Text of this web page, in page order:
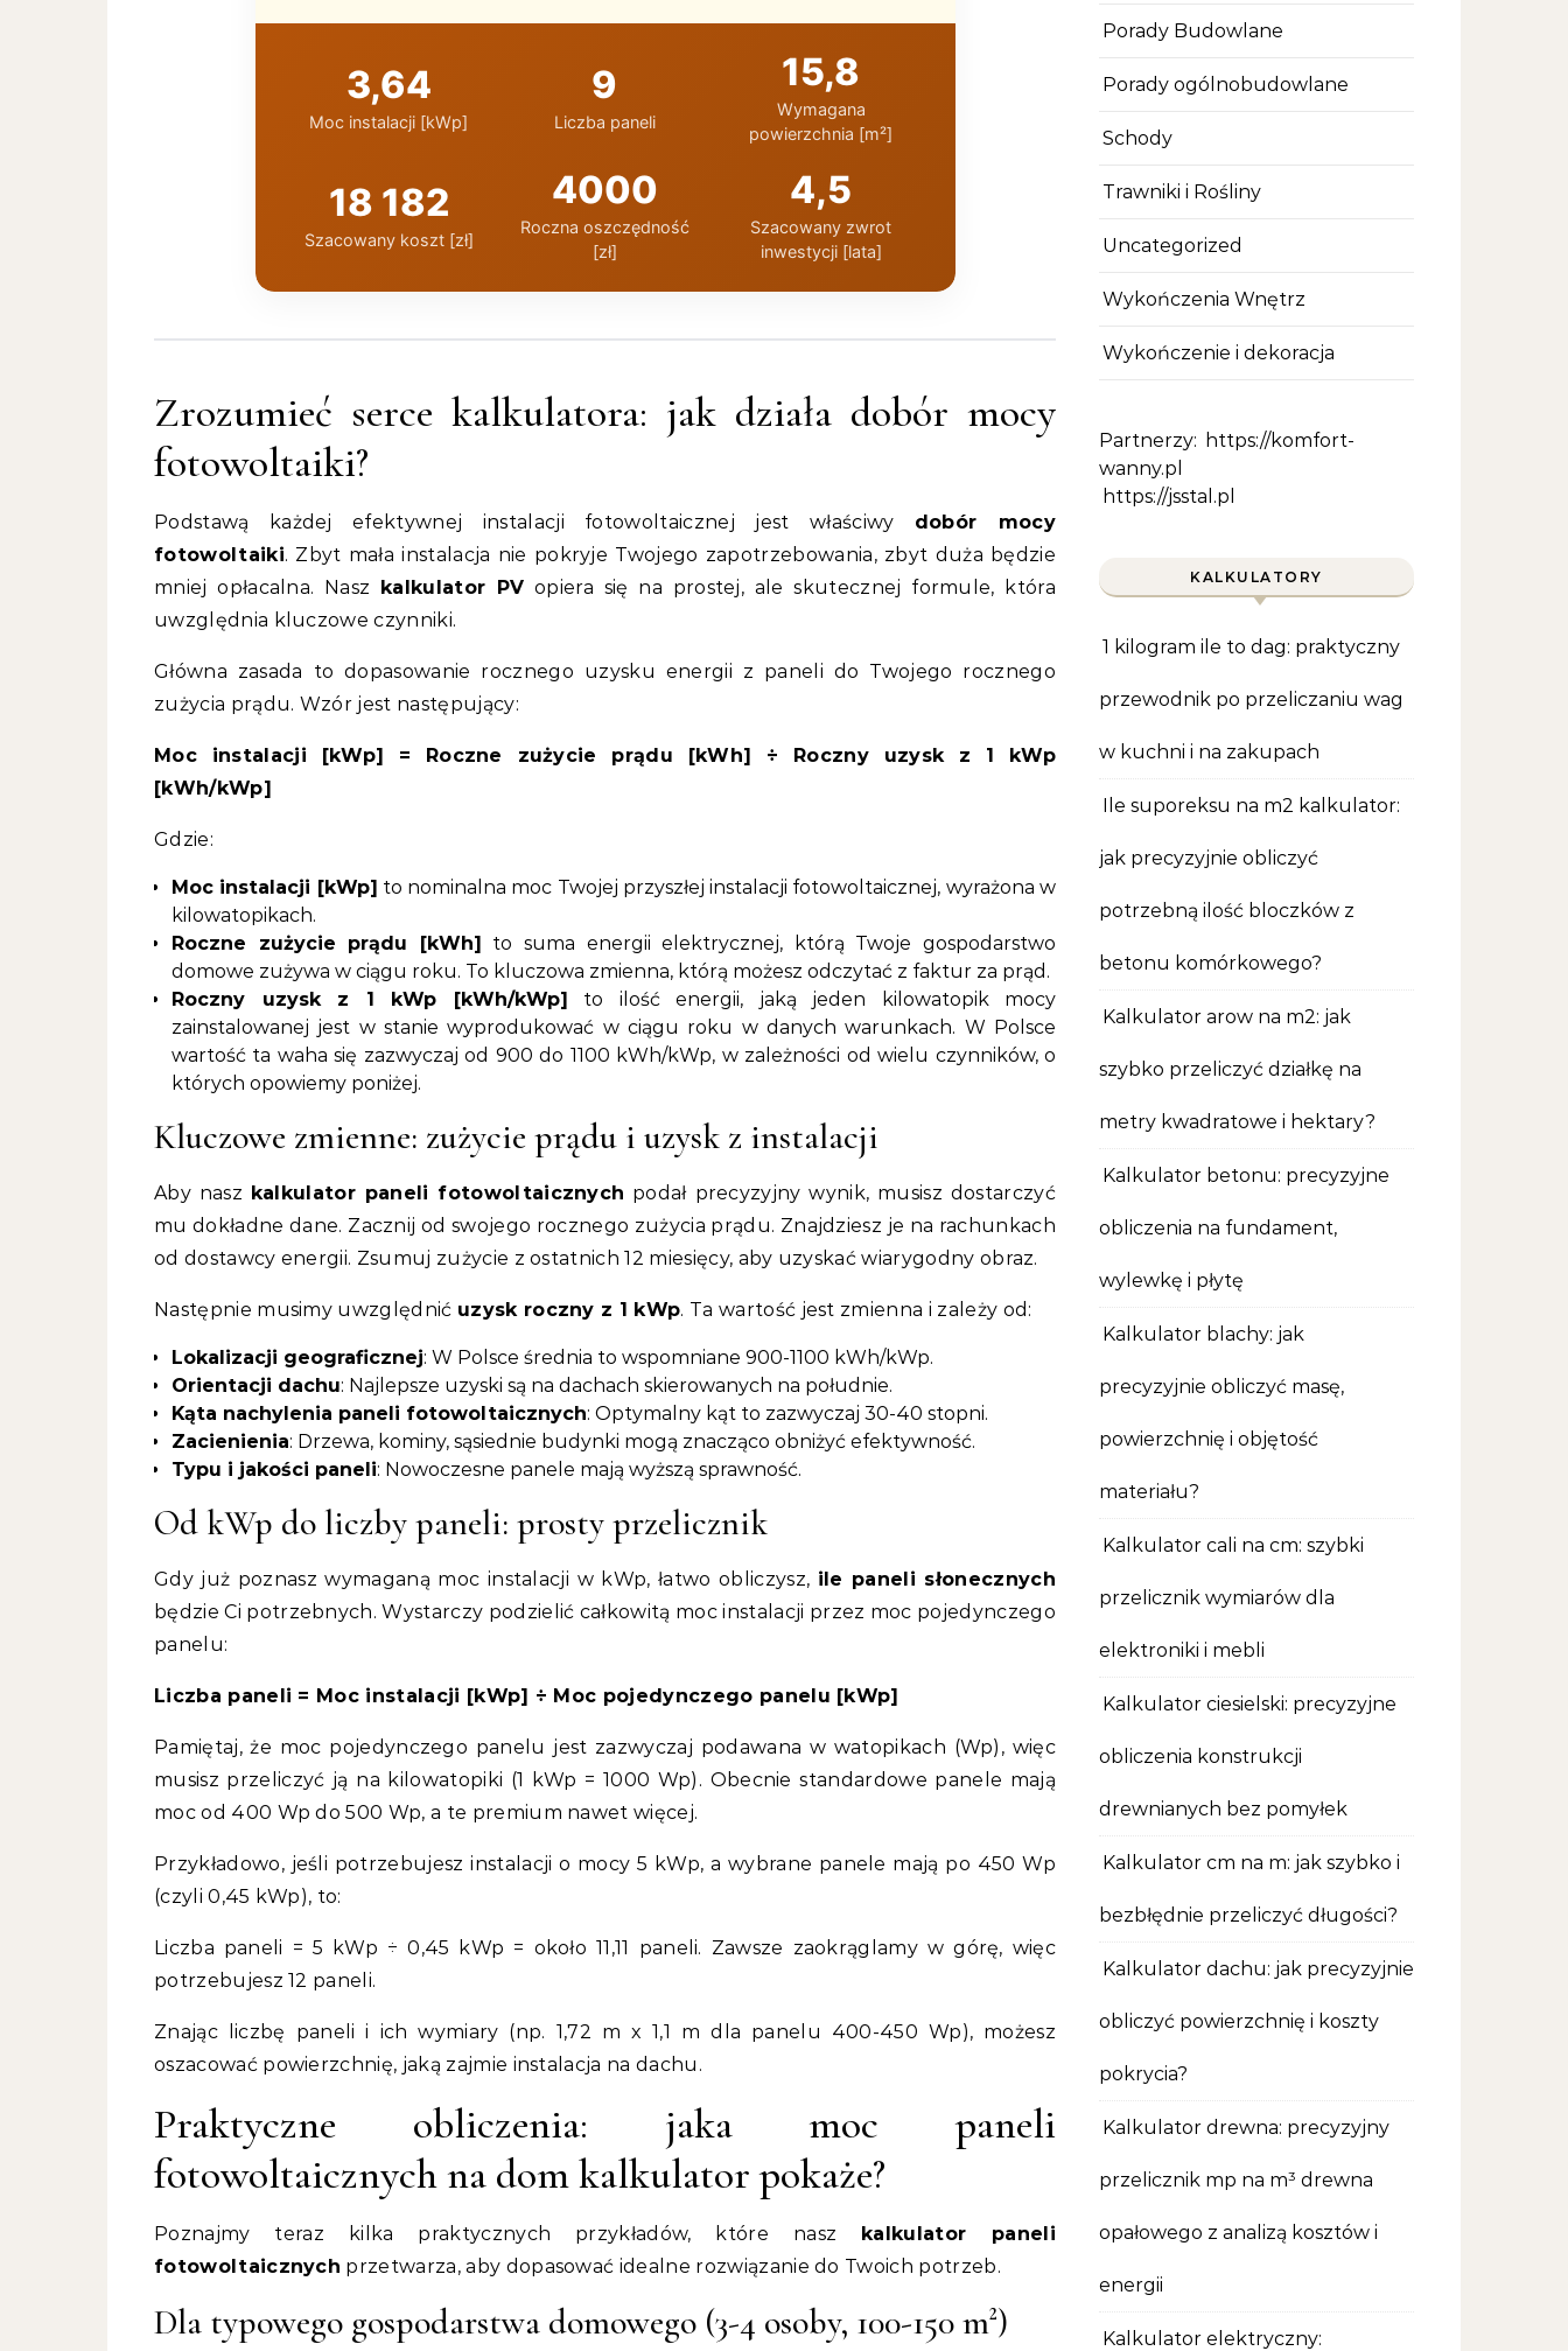
3,64
Moc instalacji [kWp]
9
Liczba paneli
15,8
Wymagana
powierzchnia [m²]
18 182
Szacowany koszt [zł]
4000
Roczna oszczędność
[zł]
4,5
Szacowany zwrot
inwestycji [lata]
Zrozumieć serce kalkulatora: jak działa dobór mocy
fotowoltaiki?
Podstawą każdej efektywnej instalacji fotowoltaicznej jest właściwy dobór mocy
fotowoltaiki. Zbyt mała instalacja nie pokryje Twojego zapotrzebowania, zbyt duża będzie
mniej opłacalna. Nasz kalkulator PV opiera się na prostej, ale skutecznej formule, która
uwzględnia kluczowe czynniki.
Główna zasada to dopasowanie rocznego uzysku energii z paneli do Twojego rocznego
zużycia prądu. Wzór jest następujący:
Moc instalacji [kWp] = Roczne zużycie prądu [kWh] ÷ Roczny uzysk z 1 kWp
[kWh/kWp]
Gdzie:
Moc instalacji [kWp] to nominalna moc Twojej przyszłej instalacji fotowoltaicznej, wyrażona w
kilowatopikach.
Roczne zużycie prądu [kWh] to suma energii elektrycznej, którą Twoje gospodarstwo
domowe zużywa w ciągu roku. To kluczowa zmienna, którą możesz odczytać z faktur za prąd.
Roczny uzysk z 1 kWp [kWh/kWp] to ilość energii, jaką jeden kilowatopik mocy
zainstalowanej jest w stanie wyprodukować w ciągu roku w danych warunkach. W Polsce
wartość ta waha się zazwyczaj od 900 do 1100 kWh/kWp, w zależności od wielu czynników, o
których opowiemy poniżej.
Kluczowe zmienne: zużycie prądu i uzysk z instalacji
Aby nasz kalkulator paneli fotowoltaicznych podał precyzyjny wynik, musisz dostarczyć
mu dokładne dane. Zacznij od swojego rocznego zużycia prądu. Znajdziesz je na rachunkach
od dostawcy energii. Zsumuj zużycie z ostatnich 12 miesięcy, aby uzyskać wiarygodny obraz.
Następnie musimy uwzględnić uzysk roczny z 1 kWp. Ta wartość jest zmienna i zależy od:
Lokalizacji geograficznej: W Polsce średnia to wspomniane 900-1100 kWh/kWp.
Orientacji dachu: Najlepsze uzyski są na dachach skierowanych na południe.
Kąta nachylenia paneli fotowoltaicznych: Optymalny kąt to zazwyczaj 30-40 stopni.
Zacienienia: Drzewa, kominy, sąsiednie budynki mogą znacząco obniżyć efektywność.
Typu i jakości paneli: Nowoczesne panele mają wyższą sprawność.
Od kWp do liczby paneli: prosty przelicznik
Gdy już poznasz wymaganą moc instalacji w kWp, łatwo obliczysz, ile paneli słonecznych
będzie Ci potrzebnych. Wystarczy podzielić całkowitą moc instalacji przez moc pojedynczego
panelu:
Liczba paneli = Moc instalacji [kWp] ÷ Moc pojedynczego panelu [kWp]
Pamiętaj, że moc pojedynczego panelu jest zazwyczaj podawana w watopikach (Wp), więc
musisz przeliczyć ją na kilowatopiki (1 kWp = 1000 Wp). Obecnie standardowe panele mają
moc od 400 Wp do 500 Wp, a te premium nawet więcej.
Przykładowo, jeśli potrzebujesz instalacji o mocy 5 kWp, a wybrane panele mają po 450 Wp
(czyli 0,45 kWp), to:
Liczba paneli = 5 kWp ÷ 0,45 kWp = około 11,11 paneli. Zawsze zaokrąglamy w górę, więc
potrzebujesz 12 paneli.
Znając liczbę paneli i ich wymiary (np. 1,72 m x 1,1 m dla panelu 400-450 Wp), możesz
oszacować powierzchnię, jaką zajmie instalacja na dachu.
Praktyczne obliczenia: jaka moc paneli
fotowoltaicznych na dom kalkulator pokaże?
Poznajmy teraz kilka praktycznych przykładów, które nasz kalkulator paneli
fotowoltaicznych przetwarza, aby dopasować idealne rozwiązanie do Twoich potrzeb.
Dla typowego gospodarstwa domowego (3-4 osoby, 100-150 m²)
Porady Budowlane
Porady ogólnobudowlane
Schody
Trawniki i Rośliny
Uncategorized
Wykończenia Wnętrz
Wykończenie i dekoracja
Partnerzy: https://komfort-
wanny.pl
https://jsstal.pl
KALKULATORY
1 kilogram ile to dag: praktyczny
przewodnik po przeliczaniu wag
w kuchni i na zakupach
Ile suporeksu na m2 kalkulator:
jak precyzyjnie obliczyć
potrzebną ilość bloczków z
betonu komórkowego?
Kalkulator arow na m2: jak
szybko przeliczyć działkę na
metry kwadratowe i hektary?
Kalkulator betonu: precyzyjne
obliczenia na fundament,
wylewkę i płytę
Kalkulator blachy: jak
precyzyjnie obliczyć masę,
powierzchnię i objętość
materiału?
Kalkulator cali na cm: szybki
przelicznik wymiarów dla
elektroniki i mebli
Kalkulator ciesielski: precyzyjne
obliczenia konstrukcji
drewnianych bez pomyłek
Kalkulator cm na m: jak szybko i
bezbłędnie przeliczyć długości?
Kalkulator dachu: jak precyzyjnie
obliczyć powierzchnię i koszty
pokrycia?
Kalkulator drewna: precyzyjny
przelicznik mp na m³ drewna
opałowego z analizą kosztów i
energii
Kalkulator elektryczny: